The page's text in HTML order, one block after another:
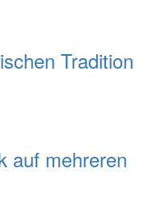
Tradition
auf mehreren